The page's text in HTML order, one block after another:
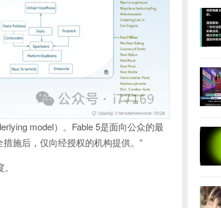
model）。Fable 5是面向公众的最
施后，仅向经授权的机构提供。”